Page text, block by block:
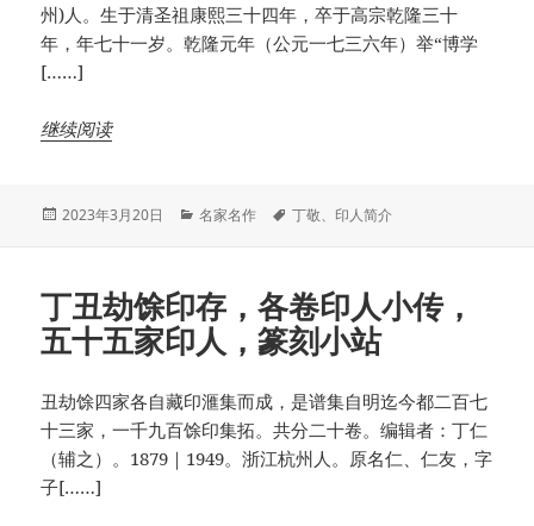
州)人。生于清圣祖康熙三十四年，卒于高宗乾隆三十
年，年七十一岁。乾隆元年（公元一七三六年）举“博学
[……]
继续阅读
发
2023年3月20日
分
名家名作
标
丁敬、 印人简介
丁丑劫馀印存，各卷印人小传，
五十五家印人，篆刻小站
丑劫馀四家各自藏印滙集而成，是谱集自明迄今都二百七
十三家，一千九百馀印集拓。共分二十卷。编辑者：丁仁
（辅之）。1879｜1949。浙江杭州人。原名仁、仁友，字
子[……]